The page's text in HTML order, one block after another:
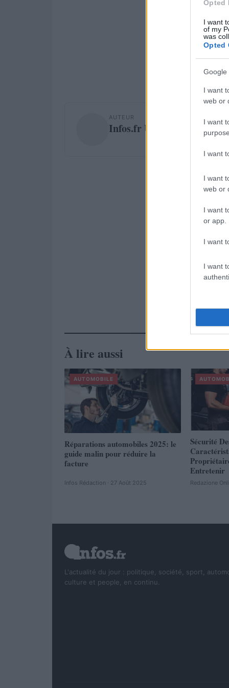
Opted
I want
of my
was
Opted
Google
I want
web or
I want
I want
I want
web or
I want
or app.
I want
I want
AUTEUR
Infos.fr Unit
À lire aussi
AUTOMOBILE
Réparations automobiles 2025: le
guide malin pour réduire la
facture
Infos Rédaction · 27 Août 2025
Sécurité
Entretenir
Redazione
L'actualité du jour : politique, société, sport,
culture et people, en continu.